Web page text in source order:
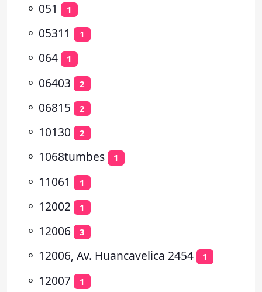
⚬ 051 1
⚬ 05311 1
⚬ 064 1
⚬ 06403 2
⚬ 06815 2
⚬ 10130 2
⚬ 1068tumbes 1
⚬ 11061 1
⚬ 12002 1
⚬ 12006 3
⚬ 12006, Av. Huancavelica 2454 1
⚬ 12007 1